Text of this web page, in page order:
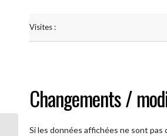
Visites :
Changements /
Si les données affichées ne sont